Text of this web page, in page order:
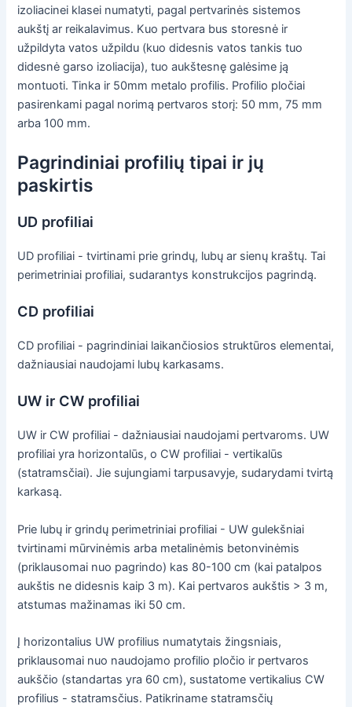
izoliacinei klasei numatyti, pagal pertvarinės sistemos
aukštį ar reikalavimus. Kuo pertvara bus storesnė ir
užpildyta vatos užpildu (kuo didesnis vatos tankis tuo
didesnė garso izoliacija), tuo aukštesnę galėsime ją
montuoti. Tinka ir 50mm metalo profilis. Profilio pločiai
pasirenkami pagal norimą pertvaros storį: 50 mm, 75 mm
arba 100 mm.
Pagrindiniai profilių tipai ir jų
paskirtis
UD profiliai
UD profiliai - tvirtinami prie grindų, lubų ar sienų kraštų. Tai
perimetriniai profiliai, sudarantys konstrukcijos pagrindą.
CD profiliai
CD profiliai - pagrindiniai laikančiosios struktūros elementai,
dažniausiai naudojami lubų karkasams.
UW ir CW profiliai
UW ir CW profiliai - dažniausiai naudojami pertvaroms. UW
profiliai yra horizontalūs, o CW profiliai - vertikalūs
(statramsčiai). Jie sujungiami tarpusavyje, sudarydami tvirtą
karkasą.
Prie lubų ir grindų perimetriniai profiliai - UW gulekšniai
tvirtinami mūrvinėmis arba metalinėmis betonvinėmis
(priklausomai nuo pagrindo) kas 80-100 cm (kai patalpos
aukštis ne didesnis kaip 3 m). Kai pertvaros aukštis > 3 m,
atstumas mažinamas iki 50 cm.
Į horizontalius UW profilius numatytais žingsniais,
priklausomai nuo naudojamo profilio pločio ir pertvaros
aukščio (standartas yra 60 cm), sustatome vertikalius CW
profilius - statramsčius. Patikriname statramsčių